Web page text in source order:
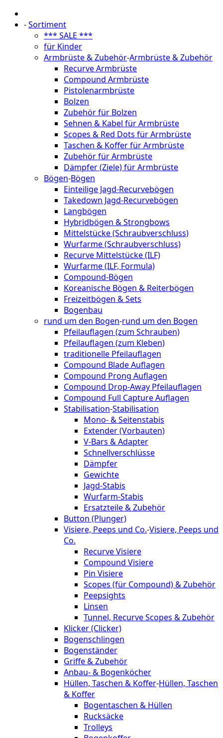
-Sortiment
*** SALE ***
für Kinder
Armbrüste & Zubehör-Armbrüste & Zubehör
Recurve Armbrüste
Compound Armbrüste
Pistolenarmbrüste
Bolzen
Zubehör für Bolzen
Sehnen & Kabel für Armbrüste
Scopes & Red Dots für Armbrüste
Taschen & Koffer für Armbrüste
Zubehör für Armbrüste
Dämpfer (Ziele) für Armbrüste
Bögen-Bögen
Einteilige Jagd-Recurvebögen
Takedown Jagd-Recurvebögen
Langbögen
Hybridbögen & Strongbows
Mittelstücke (Schraubverschluss)
Wurfarme (Schraubverschluss)
Recurve Mittelstücke (ILF)
Wurfarme (ILF, Formula)
Compound-Bögen
Koreanische Bögen & Reiterbögen
Freizeitbögen & Sets
Bogenbau
rund um den Bogen-rund um den Bogen
Pfeilauflagen (zum Schrauben)
Pfeilauflagen (zum Kleben)
traditionelle Pfeilauflagen
Compound Blade Auflagen
Compound Prong Auflagen
Compound Drop-Away Pfeilauflagen
Compound Full Capture Auflagen
Stabilisation-Stabilisation
Mono- & Seitenstabis
Extender (Vorbauten)
V-Bars & Adapter
Schnellverschlüsse
Dämpfer
Gewichte
Jagd-Stabis
Wurfarm-Stabis
Ersatzteile & Zubehör
Button (Plunger)
Visiere, Peeps und Co.-Visiere, Peeps und
Co.
Recurve Visiere
Compound Visiere
Pin Visiere
Scopes (für Compound) & Zubehör
Peepsights
Linsen
Tunnel, Recurve Scopes & Zubehör
Klicker (Clicker)
Bogenschlingen
Bogenständer
Griffe & Zubehör
Anbau- & Bogenköcher
Hüllen, Taschen & Koffer-Hüllen, Taschen
& Koffer
Bogentaschen & Hüllen
Rucksäcke
Trolleys